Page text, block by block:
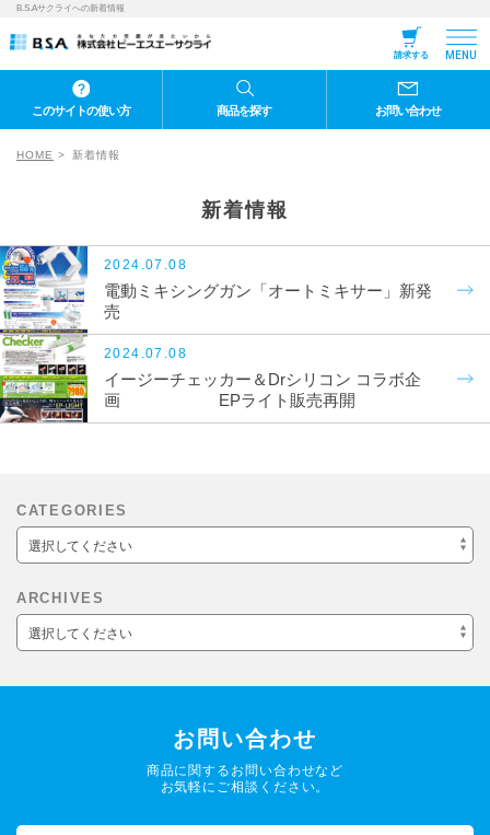
B.S.Aサクライへの新着情報
請求する MENU
このサイトの使い方 商品を探す お問い合わせ
HOME 新着情報
新着情報
2024.07.08
電動ミキシングガン「オートミキサー」新発
売
2024.07.08
イージーチェッカー＆Drシリコン コラボ企
画 EPライト販売再開
CATEGORIES
選択してください
ARCHIVES
選択してください
お問い合わせ
商品に関するお問い合わせなど
お気軽にご相談ください。